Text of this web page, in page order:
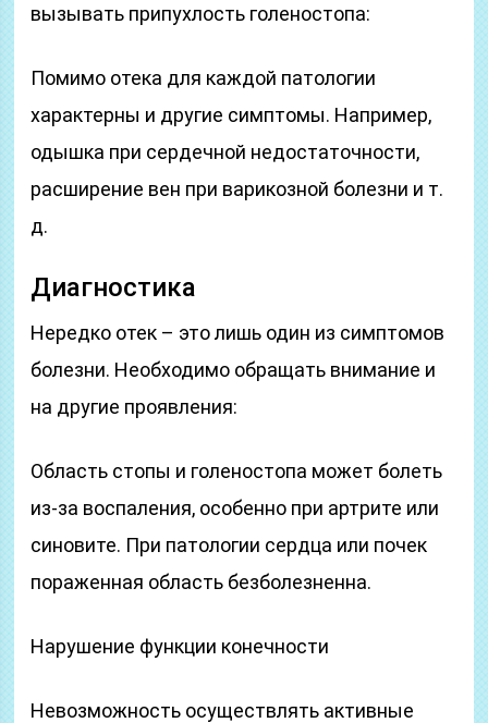
вызывать припухлость голеностопа:
Помимо отека для каждой патологии
характерны и другие симптомы. Например,
одышка при сердечной недостаточности,
расширение вен при варикозной болезни и т.
д.
Диагностика
Нередко отек – это лишь один из симптомов
болезни. Необходимо обращать внимание и
на другие проявления:
Область стопы и голеностопа может болеть
из-за воспаления, особенно при артрите или
синовите. При патологии сердца или почек
пораженная область безболезненна.
Нарушение функции конечности
Невозможность осуществлять активные